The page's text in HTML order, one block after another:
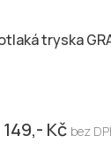
tryska
149,- Kč